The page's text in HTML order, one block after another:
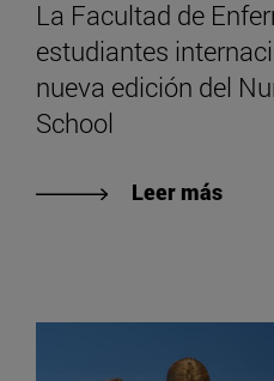
La Facultad de
estudiantes
nueva edición del
School
Leer más